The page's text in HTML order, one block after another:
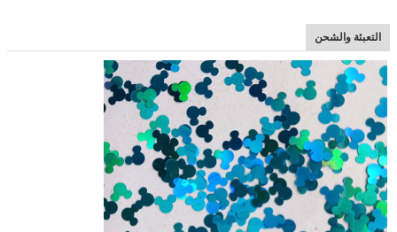
والقلوية
العديد من الأشكال والألوان والحجم
4
التعبئة والشحن